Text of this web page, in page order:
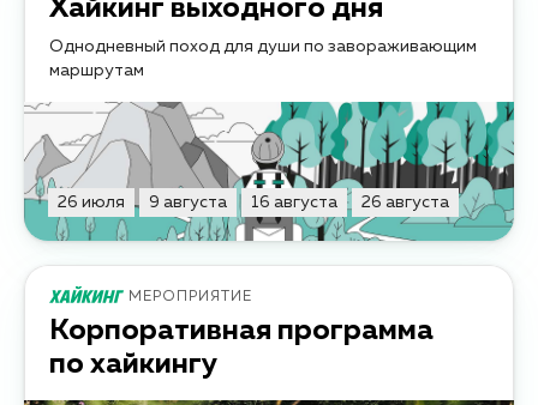
Хайкинг выходного дня
Однодневный поход для души по завораживающим
маршрутам
26 июля 9 августа 16 августа 26 августа
МЕРОПРИЯТИЕ
Корпоративная программа
по хайкингу